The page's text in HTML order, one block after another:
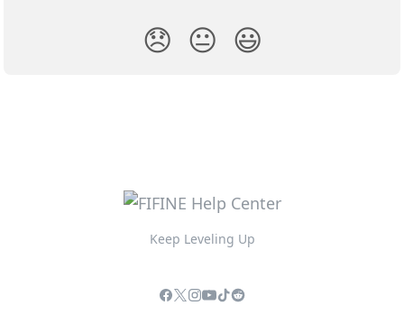
😞 😐 😃
Keep Leveling Up